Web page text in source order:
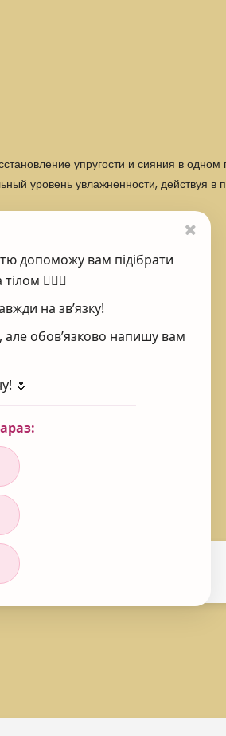
упругости и сияния в одном
уровень увлажненности, действуя в
допоможу вам підібрати
💆‍♀️✨
на зв’язку!
але обов’язково напишу вам
🌷